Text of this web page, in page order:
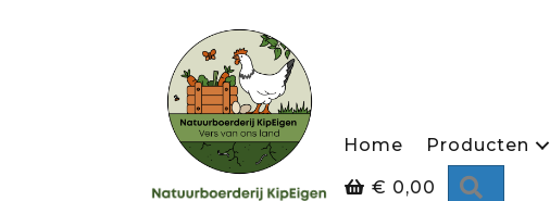
Home Producten
€ 0,00